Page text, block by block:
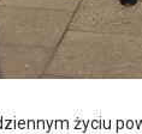
życiu